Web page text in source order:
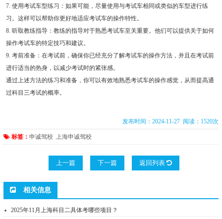
7. 使用考试车型练习：如果可能，尽量使用与考试车相同或类似的车型进行练
习。这样可以帮助你更好地适应考试车的操作特性。
8. 听取教练指导：教练的指导对于熟悉考试车至关重要。他们可以提供关于如何
操作考试车的特定技巧和建议。
9. 考前准备：在考试前，确保你已经充分了解考试车的操作方法，并且在考试前
进行适当的热身，以减少考试时的紧张感。
通过上述方法的练习和准备，你可以有效地熟悉考试车的操作感觉，从而提高通
过科目三考试的概率。
发布时间：2024-11-27 阅读：1520次
标签： 申诚驾校 上海申诚驾校
上一篇 下一篇 返回列表
相关信息
2025年11月上海科目二具体考哪些项目？